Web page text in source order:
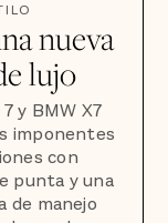
nueva
lujo
y BMW X7
imponentes
con
punta y una
de manejo